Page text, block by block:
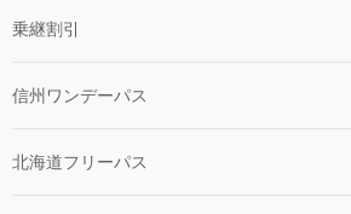
乗継割引
信州ワンデーパス
北海道フリーパス